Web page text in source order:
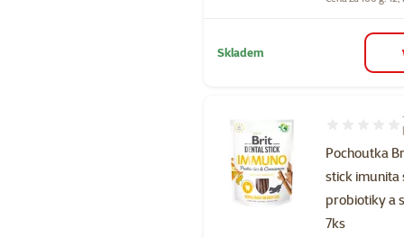
Skladem
Pochoutka
stick imunita
probiotiky a
7ks
Hodnocení